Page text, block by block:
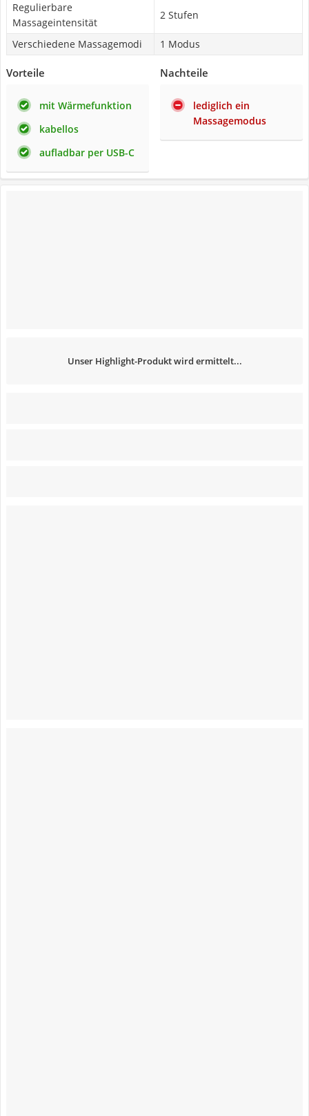
Regulierbare
Massageintensität
2 Stufen
Verschiedene Massagemodi 1 Modus
Vorteile
mit Wärmefunktion
kabellos
aufladbar per USB-C
Nachteile
lediglich ein
Massagemodus
Unser Highlight-Produkt wird ermittelt...